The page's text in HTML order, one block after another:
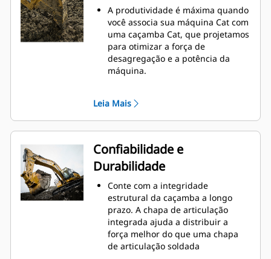
A produtividade é máxima quando
você associa sua máquina Cat com
uma caçamba Cat, que projetamos
para otimizar a força de
desagregação e a potência da
máquina.
na caçamba. A folga maior do
braço de apoio garante que o
fundo da caçamba não seja
arrastado, reduzindo os custos de
manutenção.
O consumo de combustível atinge
o nível máximo durante a
escavação. As caçambas Cat foram
desenvolvidas para cortar
materiais rapidamente e
aprimorar a eficiência operacional
total da máquina.
Carregue mais material em menos
Leia Mais
Confiabilidade e
Durabilidade
Conte com a integridade
estrutural da caçamba a longo
prazo. A chapa de articulação
integrada ajuda a distribuir a
força melhor do que uma chapa
de articulação soldada